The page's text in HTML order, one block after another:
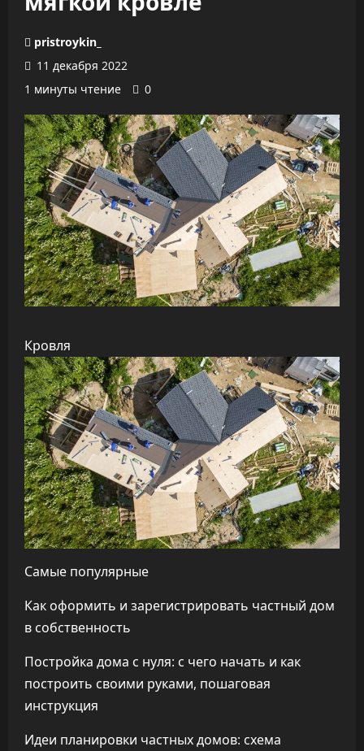
pristroykin_
11 декабря 2022
1 минуты чтение
0
Кровля
Самые популярные
Как оформить и зарегистрировать частный дом
в собственность
Постройка дома с нуля: с чего начать и как
построить своими руками, пошаговая
инструкция
Идеи планировки частных домов: схема